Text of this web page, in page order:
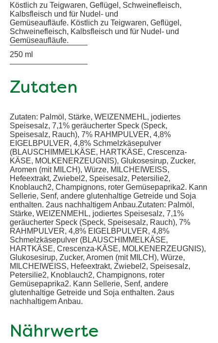
Köstlich zu Teigwaren, Geflügel, Schweinefleisch,
Kalbsfleisch und für Nudel- und
Gemüseaufläufe. Köstlich zu Teigwaren, Geflügel,
Schweinefleisch, Kalbsfleisch und für Nudel- und
Gemüseaufläufe.
250 ml
Zutaten
Zutaten: Palmöl, Stärke, WEIZENMEHL, jodiertes
Speisesalz, 7,1% geräucherter Speck (Speck,
Speisesalz, Rauch), 7% RAHMPULVER, 4,8%
EIGELBPULVER, 4,8% Schmelzkäsepulver
(BLAUSCHIMMELKÄSE, HARTKÄSE, Crescenza-
KÄSE, MOLKENERZEUGNIS), Glukosesirup, Zucker,
Aromen (mit MILCH), Würze, MILCHEIWEISS,
Hefeextrakt, Zwiebel2, Speisesalz, Petersilie2,
Knoblauch2, Champignons, roter Gemüsepaprika2. Kann
Sellerie, Senf, andere glutenhaltige Getreide und Soja
enthalten. 2aus nachhaltigem Anbau.Zutaten: Palmöl,
Stärke, WEIZENMEHL, jodiertes Speisesalz, 7,1%
geräucherter Speck (Speck, Speisesalz, Rauch), 7%
RAHMPULVER, 4,8% EIGELBPULVER, 4,8%
Schmelzkäsepulver (BLAUSCHIMMELKÄSE,
HARTKÄSE, Crescenza-KÄSE, MOLKENERZEUGNIS),
Glukosesirup, Zucker, Aromen (mit MILCH), Würze,
MILCHEIWEISS, Hefeextrakt, Zwiebel2, Speisesalz,
Petersilie2, Knoblauch2, Champignons, roter
Gemüsepaprika2. Kann Sellerie, Senf, andere
glutenhaltige Getreide und Soja enthalten. 2aus
nachhaltigem Anbau.
Nährwerte